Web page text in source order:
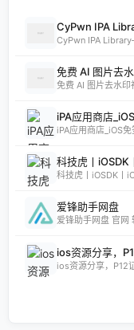
CyPwn IPA
免费 AI 图片去
iPA应用商店_iOS
科技虎丨iOSDK丨
爱锋助手网盘
爱锋助手网盘 官网
ios资源分享，
ios资源分享，P12